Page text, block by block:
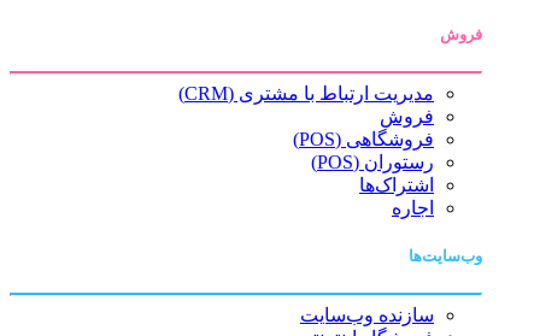
فروش
مدیریت ارتباط با مشتری (CRM)
فروش
فروشگاهی (POS)
رستوران (POS)
اشتراک‌ها
اجاره
وب‌سایت‌ها
سازنده وب‌سایت